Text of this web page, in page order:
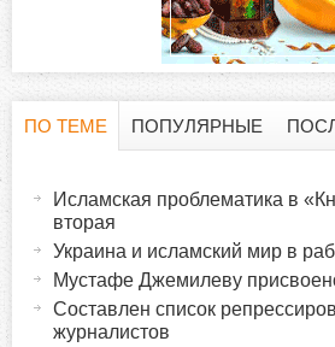
ПО ТЕМЕ
ПОПУЛЯРНЫЕ
Исламская проблематика в
вторая
Украина и исламский мир в
Мустафе Джемилеву
Составлен список
журналистов